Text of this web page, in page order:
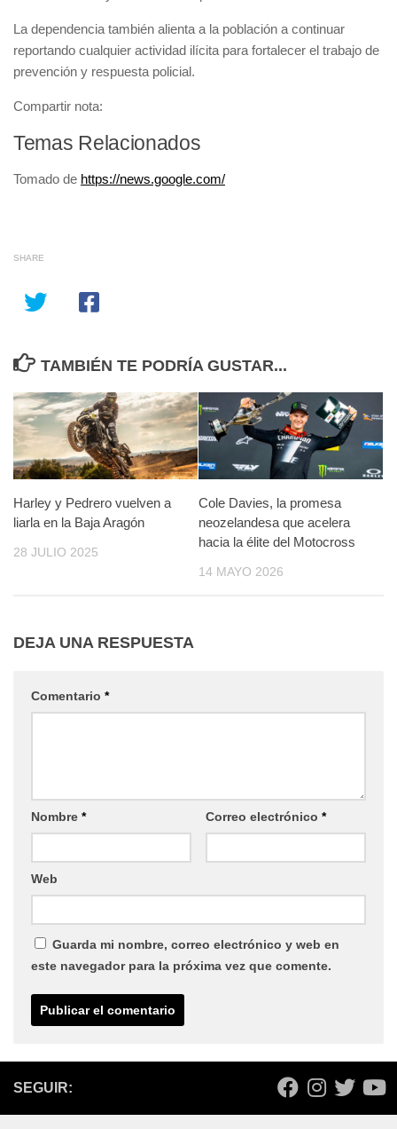
La dependencia también alienta a la población a continuar
reportando cualquier actividad ilícita para fortalecer el trabajo de
prevención y respuesta policial.
Compartir nota:
Temas Relacionados
Tomado de https://news.google.com/
SHARE
TAMBIÉN TE PODRÍA GUSTAR...
Harley y Pedrero vuelven a
liarla en la Baja Aragón
28 JULIO 2025
Cole Davies, la promesa
neozelandesa que acelera
hacia la élite del Motocross
14 MAYO 2026
DEJA UNA RESPUESTA
Comentario *
Nombre * Correo electrónico *
Web
Guarda mi nombre, correo electrónico y web en
este navegador para la próxima vez que comente.
SEGUIR: